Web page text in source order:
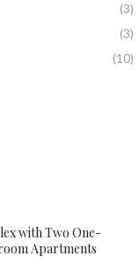
(3)
(3)
(10)
with Two One-
Apartments